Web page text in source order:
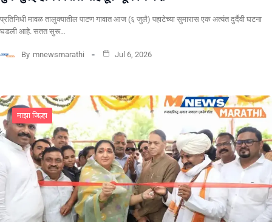
​प्रतिनिधी मावळ तालुक्यातील पाटण गावात आज (६ जुलै) पहाटेच्या सुमारास एक अत्यंत दुर्दैवी घटना
घडली आहे. सतत सुरू…
By mnewsmarathi Jul 6, 2026
माझा जिल्हा